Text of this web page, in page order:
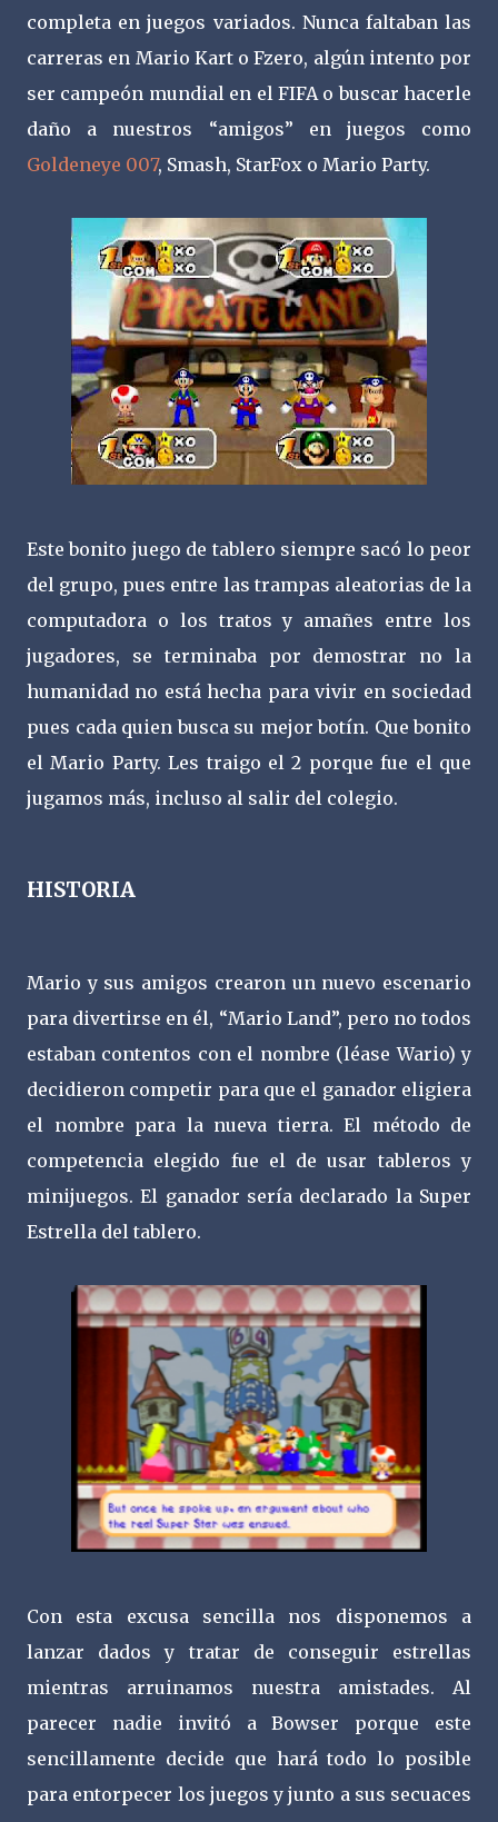
completa en juegos variados. Nunca faltaban las
carreras en Mario Kart o Fzero, algún intento por
ser campeón mundial en el FIFA o buscar hacerle
daño a nuestros “amigos” en juegos como
Goldeneye 007, Smash, StarFox o Mario Party.
Este bonito juego de tablero siempre sacó lo peor
del grupo, pues entre las trampas aleatorias de la
computadora o los tratos y amañes entre los
jugadores, se terminaba por demostrar no la
humanidad no está hecha para vivir en sociedad
pues cada quien busca su mejor botín. Que bonito
el Mario Party. Les traigo el 2 porque fue el que
jugamos más, incluso al salir del colegio.
HISTORIA
Mario y sus amigos crearon un nuevo escenario
para divertirse en él, “Mario Land”, pero no todos
estaban contentos con el nombre (léase Wario) y
decidieron competir para que el ganador eligiera
el nombre para la nueva tierra. El método de
competencia elegido fue el de usar tableros y
minijuegos. El ganador sería declarado la Super
Estrella del tablero.
Con esta excusa sencilla nos disponemos a
lanzar dados y tratar de conseguir estrellas
mientras arruinamos nuestra amistades. Al
parecer nadie invitó a Bowser porque este
sencillamente decide que hará todo lo posible
para entorpecer los juegos y junto a sus secuaces